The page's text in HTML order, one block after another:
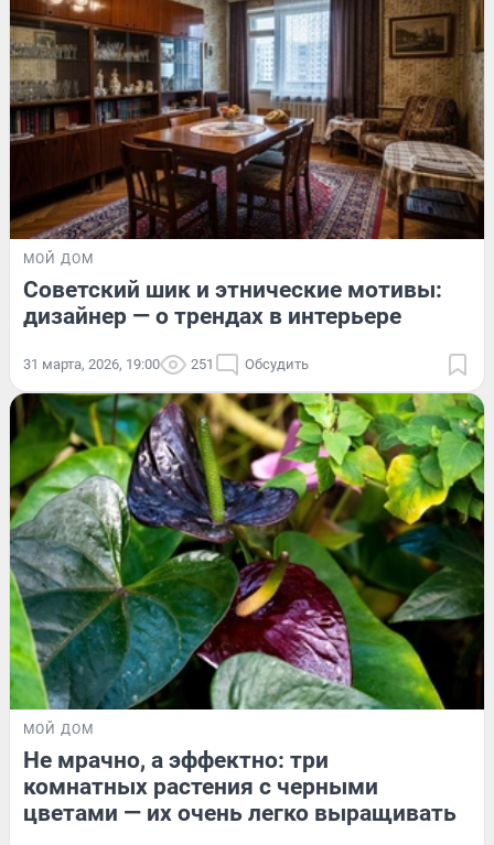
МОЙ ДОМ
Советский шик и этнические мотивы:
дизайнер — о трендах в интерьере
31 марта, 2026, 19:00 251 Обсудить
МОЙ ДОМ
Не мрачно, а эффектно: три
комнатных растения с черными
цветами — их очень легко выращивать